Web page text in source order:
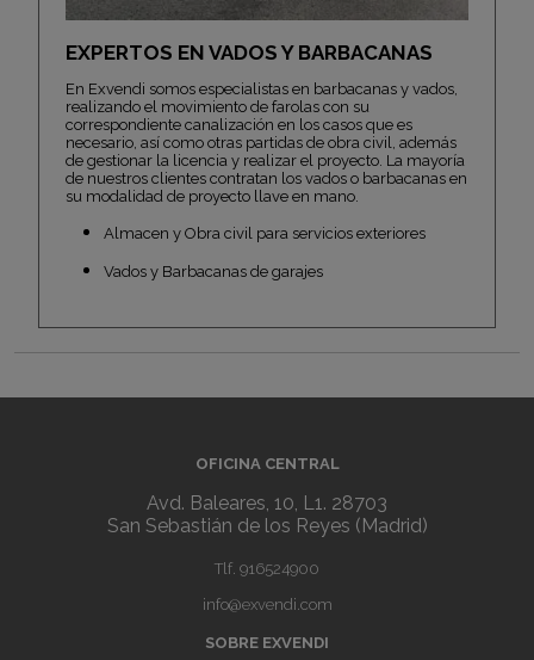
EXPERTOS EN VADOS Y BARBACANAS
En Exvendi somos especialistas en barbacanas y vados,
realizando el movimiento de farolas con su
correspondiente canalización en los casos que es
necesario, así como otras partidas de obra civil, además
de gestionar la licencia y realizar el proyecto. La mayoría
de nuestros clientes contratan los vados o barbacanas en
su modalidad de proyecto llave en mano.
Almacen y Obra civil para servicios exteriores
Vados y Barbacanas de garajes
OFICINA CENTRAL
Avd. Baleares, 10, L1. 28703
San Sebastián de los Reyes (Madrid)
Tlf. 916524900
info@exvendi.com
SOBRE EXVENDI